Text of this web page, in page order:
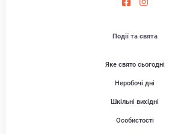
Події та свята
Яке свято сьогодні
Неробочі дні
Шкільні вихідні
Особистості